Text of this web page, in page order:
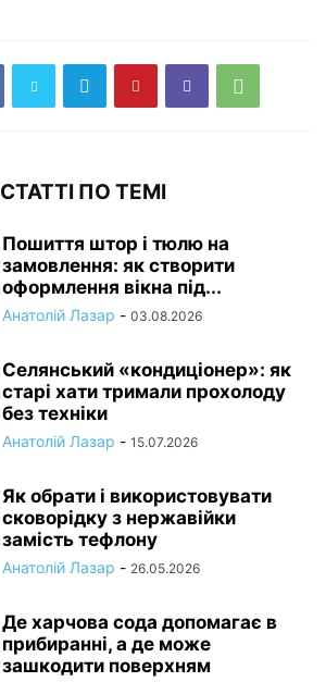
СТАТТІ ПО ТЕМІ
Пошиття штор і тюлю на
замовлення: як створити
оформлення вікна під...
Анатолій Лазар - 03.08.2026
Селянський «кондиціонер»: як
старі хати тримали прохолоду
без техніки
Анатолій Лазар - 15.07.2026
Як обрати і використовувати
сковорідку з нержавійки
замість тефлону
Анатолій Лазар - 26.05.2026
Де харчова сода допомагає в
прибиранні, а де може
зашкодити поверхням